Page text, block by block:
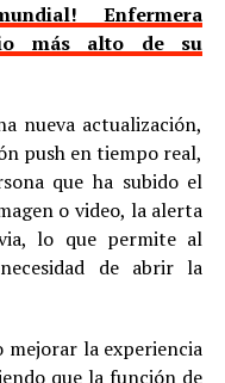
Enfermera
más alto de su
nueva actualización,
push en tiempo real,
que ha subido el
o video, la alerta
lo que permite al
de abrir la
mejorar la experiencia
que la función de